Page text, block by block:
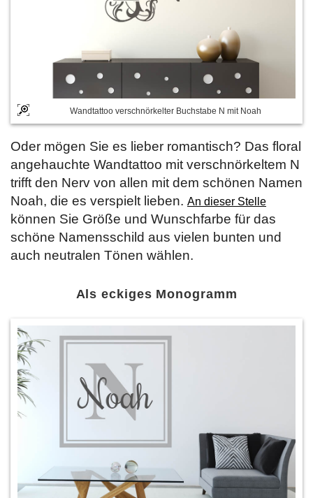
Wandtattoo verschnörkelter Buchstabe N mit Noah
Oder mögen Sie es lieber romantisch? Das floral
angehauchte Wandtattoo mit verschnörkeltem N
trifft den Nerv von allen mit dem schönen Namen
Noah, die es verspielt lieben. An dieser Stelle
können Sie Größe und Wunschfarbe für das
schöne Namensschild aus vielen bunten und
auch neutralen Tönen wählen.
Als eckiges Monogramm